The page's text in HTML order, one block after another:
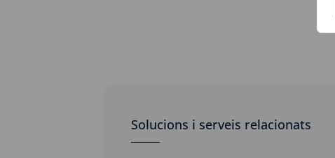
Solucions i serveis relacionats